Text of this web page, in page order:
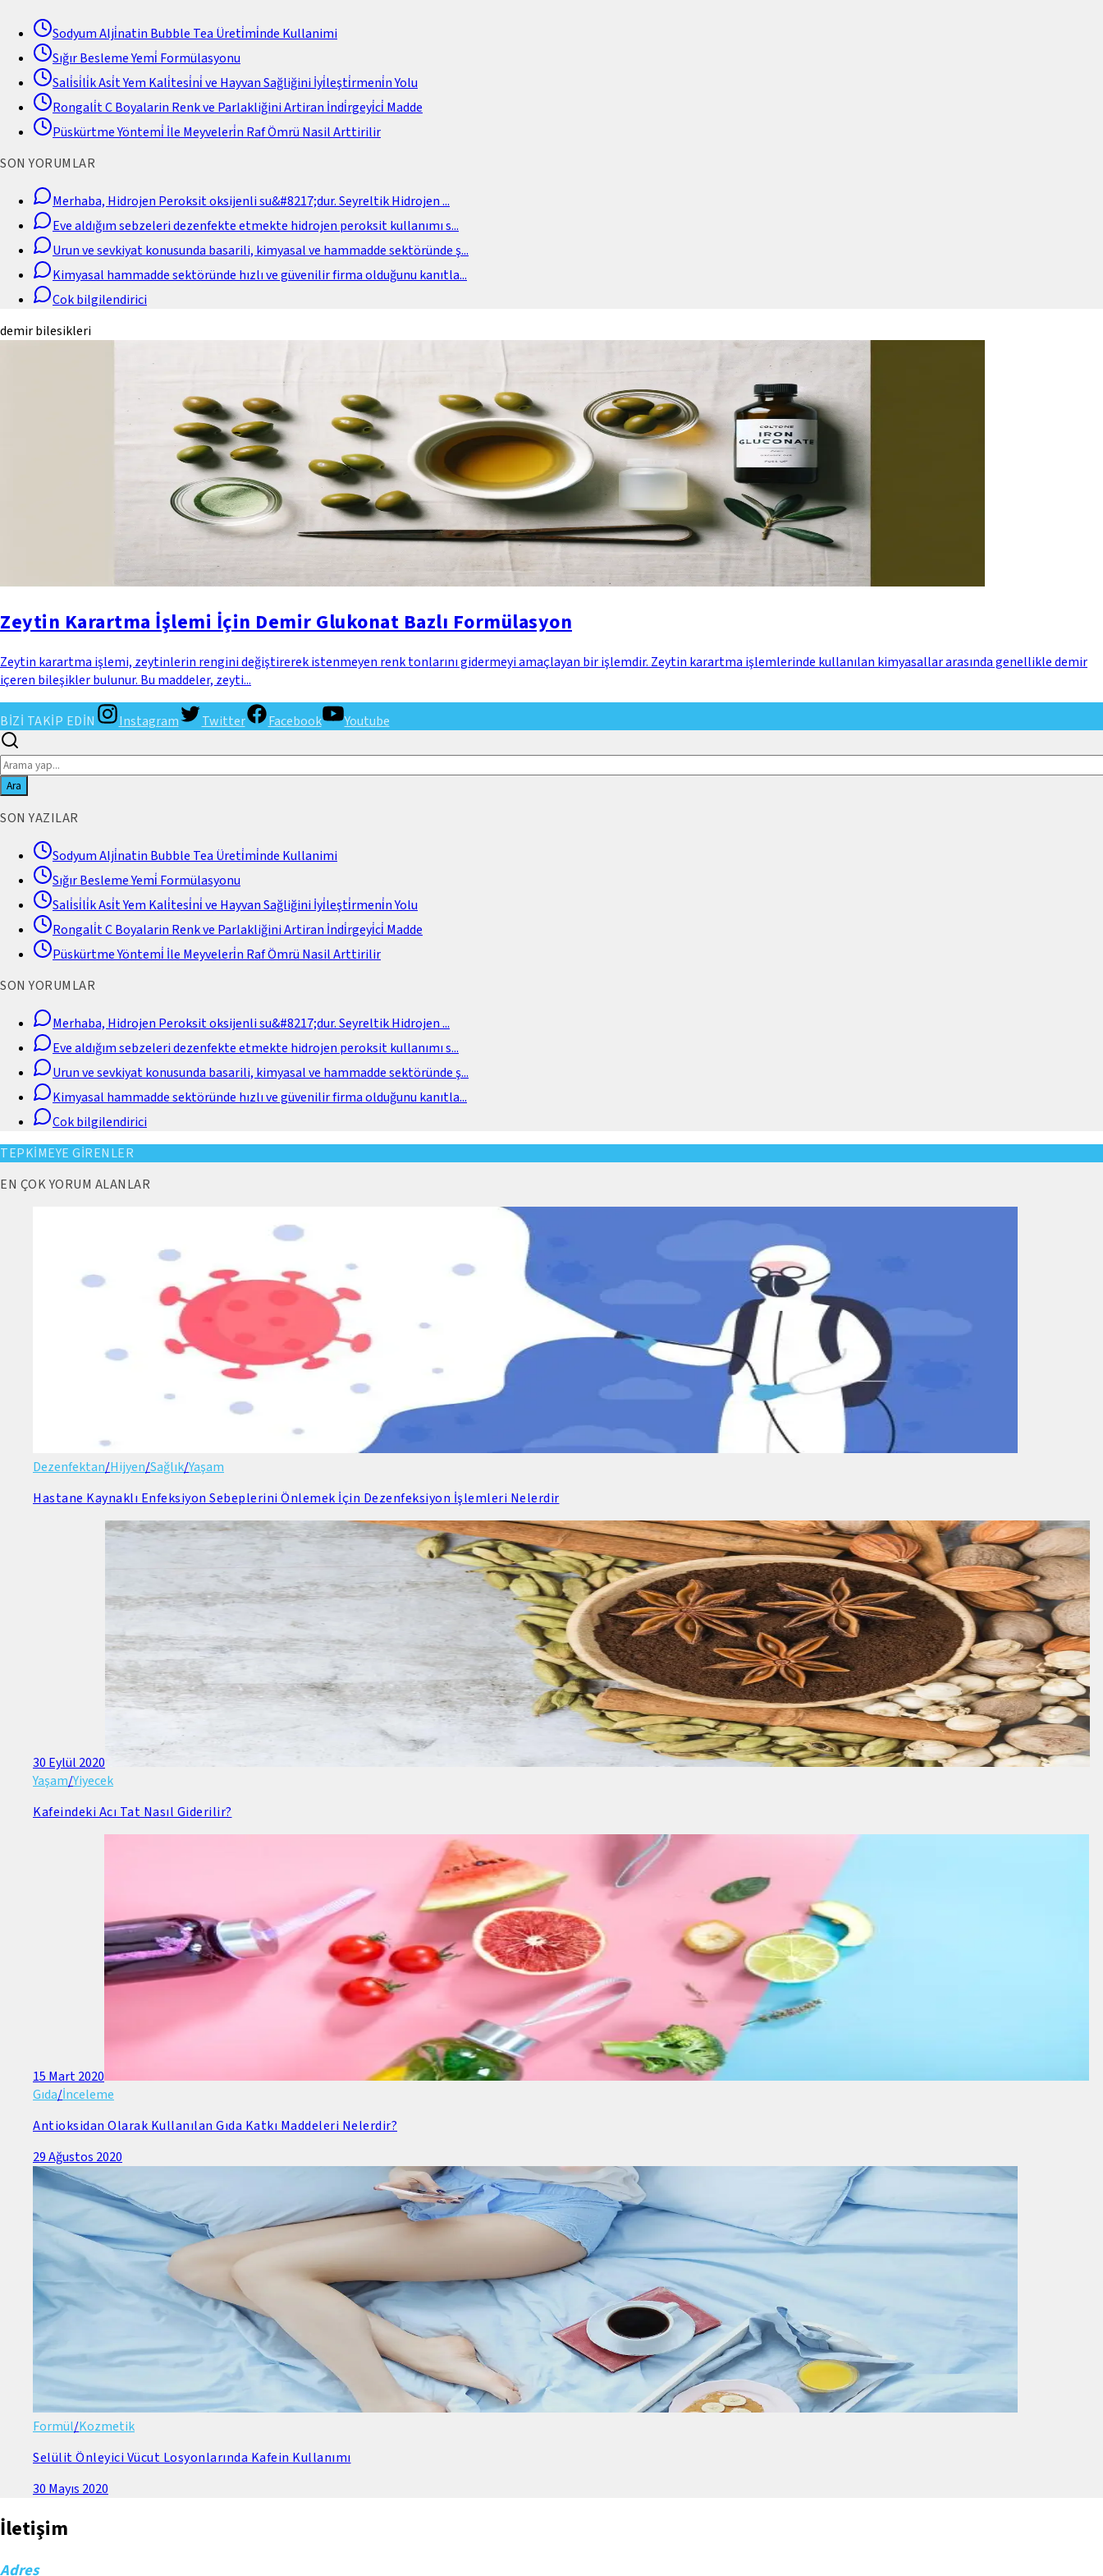
Sodyum Alji̇natin Bubble Tea Üreti̇mi̇nde Kullanimi
Sığır Besleme Yemi̇ Formülasyonu
Sali̇si̇li̇k Asi̇t Yem Kali̇tesi̇ni̇ ve Hayvan Sağliğini İyi̇leşti̇rmeni̇n Yolu
Rongali̇t C Boyalarin Renk ve Parlakliğini Artiran İndi̇rgeyi̇ci̇ Madde
Püskürtme Yöntemi̇ İle Meyveleri̇n Raf Ömrü Nasil Arttirilir
SON YORUMLAR
Merhaba, Hidrojen Peroksit oksijenli su&#8217;dur. Seyreltik Hidrojen...
Eve aldığım sebzeleri dezenfekte etmekte hidrojen peroksit kullanımı s...
Urun ve sevkiyat konusunda basarili, kimyasal ve hammadde sektöründe ş...
Kimyasal hammadde sektöründe hızlı ve güvenilir firma olduğunu kanıtla...
Cok bilgilendirici
demir bilesikleri
Zeytin Karartma İşlemi İçin Demir Glukonat Bazlı Formülasyon
Zeytin karartma işlemi, zeytinlerin rengini değiştirerek istenmeyen renk tonlarını gidermeyi amaçlayan bir işlemdir. Zeytin karartma işlemlerinde kullanılan kimyasallar arasında genellikle demir
içeren bileşikler bulunur. Bu maddeler, zeyti...
BİZİ TAKİP EDİN Instagram Twitter Facebook Youtube
Ara
SON YAZILAR
Sodyum Alji̇natin Bubble Tea Üreti̇mi̇nde Kullanimi
Sığır Besleme Yemi̇ Formülasyonu
Sali̇si̇li̇k Asi̇t Yem Kali̇tesi̇ni̇ ve Hayvan Sağliğini İyi̇leşti̇rmeni̇n Yolu
Rongali̇t C Boyalarin Renk ve Parlakliğini Artiran İndi̇rgeyi̇ci̇ Madde
Püskürtme Yöntemi̇ İle Meyveleri̇n Raf Ömrü Nasil Arttirilir
SON YORUMLAR
Merhaba, Hidrojen Peroksit oksijenli su&#8217;dur. Seyreltik Hidrojen...
Eve aldığım sebzeleri dezenfekte etmekte hidrojen peroksit kullanımı s...
Urun ve sevkiyat konusunda basarili, kimyasal ve hammadde sektöründe ş...
Kimyasal hammadde sektöründe hızlı ve güvenilir firma olduğunu kanıtla...
Cok bilgilendirici
TEPKİMEYE GİRENLER
EN ÇOK YORUM ALANLAR
Dezenfektan/Hijyen/Sağlık/Yaşam
Hastane Kaynaklı Enfeksiyon Sebeplerini Önlemek İçin Dezenfeksiyon İşlemleri Nelerdir
30 Eylül 2020
Yaşam/Yiyecek
Kafeindeki Acı Tat Nasıl Giderilir?
15 Mart 2020
Gıda/İnceleme
Antioksidan Olarak Kullanılan Gıda Katkı Maddeleri Nelerdir?
29 Ağustos 2020
Formül/Kozmetik
Selülit Önleyici Vücut Losyonlarında Kafein Kullanımı
30 Mayıs 2020
İletişim
Adres